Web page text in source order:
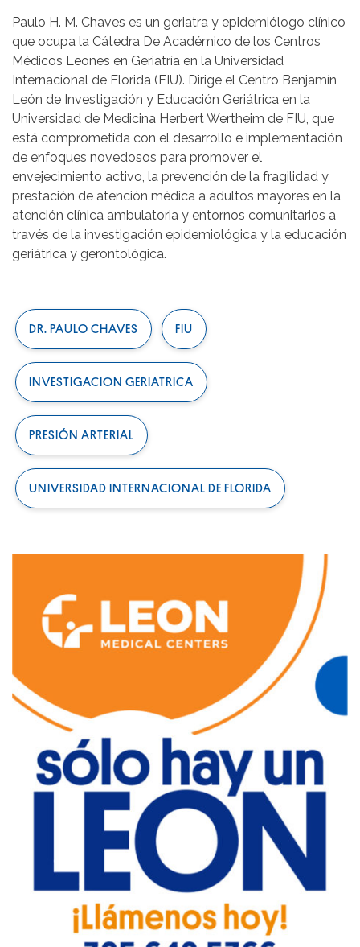
Paulo H. M. Chaves es un geriatra y epidemiólogo clínico
que ocupa la Cátedra De Académico de los Centros
Médicos Leones en Geriatría en la Universidad
Internacional de Florida (FIU). Dirige el Centro Benjamín
León de Investigación y Educación Geriátrica en la
Universidad de Medicina Herbert Wertheim de FIU, que
está comprometida con el desarrollo e implementación
de enfoques novedosos para promover el
envejecimiento activo, la prevención de la fragilidad y
prestación de atención médica a adultos mayores en la
atención clínica ambulatoria y entornos comunitarios a
través de la investigación epidemiológica y la educación
geriátrica y gerontológica.
DR. PAULO CHAVES FIU
INVESTIGACION GERIATRICA
PRESIÓN ARTERIAL
UNIVERSIDAD INTERNACIONAL DE FLORIDA